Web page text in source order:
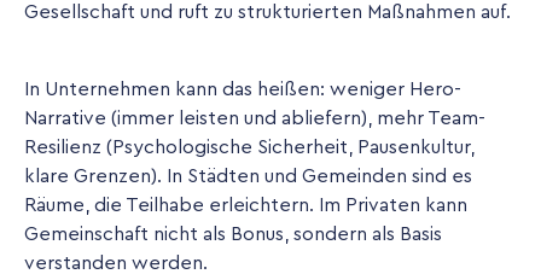
Gesellschaft und ruft zu strukturierten Maßnahmen auf.
In Unternehmen kann das heißen: weniger Hero-
Narrative (immer leisten und abliefern), mehr Team-
Resilienz (Psychologische Sicherheit, Pausenkultur,
klare Grenzen). In Städten und Gemeinden sind es
Räume, die Teilhabe erleichtern. Im Privaten kann
Gemeinschaft nicht als Bonus, sondern als Basis
verstanden werden.